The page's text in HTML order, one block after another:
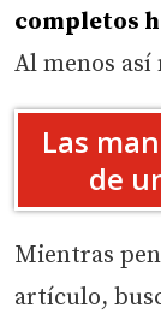
completos
Al menos así
Las
de
Mientras
artículo,